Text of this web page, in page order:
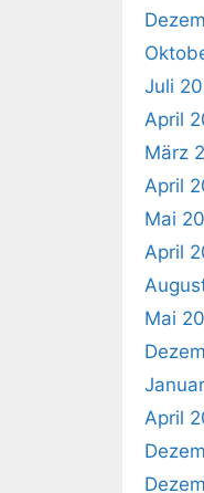
Juli
April
März
April
Mai
April
Mai
April